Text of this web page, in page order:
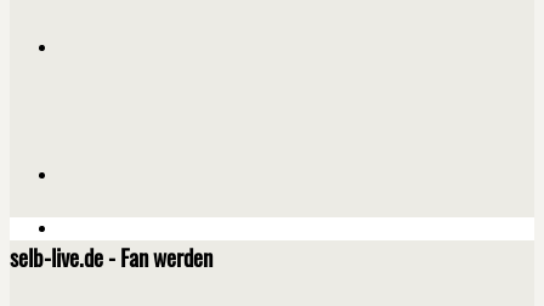
selb-live.de - Fan werden